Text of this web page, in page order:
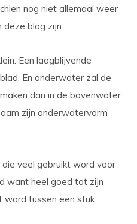
nog niet allemaal weer
deze blog zijn:
Een laagblijvende
En onderwater zal de
dan in de bovenwater
zijn onderwatervorm
veel gebruikt word voor
want heel goed tot zijn
word tussen een stuk